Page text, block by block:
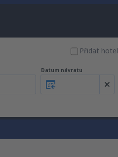
Přidat hotel
Datum návratu